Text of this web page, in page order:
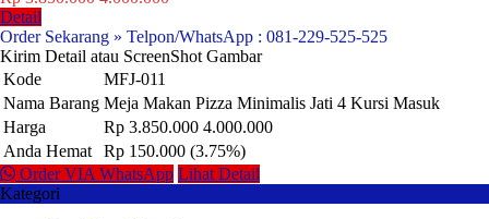
Detail
Order Sekarang » Telpon/WhatsApp : 081-229-525-525
Kirim Detail atau ScreenShot Gambar
Kode
MFJ-011
Nama Barang Meja Makan Pizza Minimalis Jati 4 Kursi Masuk
Harga
Rp 3.850.000 4.000.000
Anda Hemat
Rp 150.000 (3.75%)
Order VIA WhatsApp Lihat Detail
Kategori